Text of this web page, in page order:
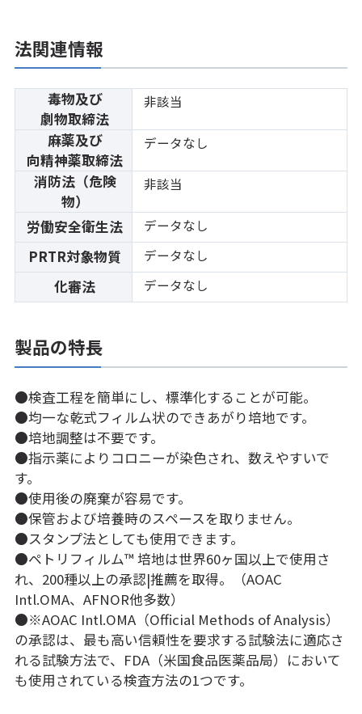
法関連情報
毒物及び
劇物取締法
非該当
麻薬及び
向精神薬取締法
データなし
消防法（危険
物）
非該当
労働安全衛生法 データなし
PRTR対象物質 データなし
化審法 データなし
製品の特長
●検査工程を簡単にし、標準化することが可能。
●均一な乾式フィルム状のできあがり培地です。
●培地調整は不要です。
●指示薬によりコロニーが染色され、数えやすいで
す。
●使用後の廃棄が容易です。
●保管および培養時のスペースを取りません。
●スタンプ法としても使用できます。
●ペトリフィルム™ 培地は世界60ヶ国以上で使用さ
れ、200種以上の承認|推薦を取得。（AOAC
Intl.OMA、AFNOR他多数）
●※AOAC Intl.OMA（Official Methods of Analysis）
の承認は、最も高い信頼性を要求する試験法に適応さ
れる試験方法で、FDA（米国食品医薬品局）において
も使用されている検査方法の1つです。